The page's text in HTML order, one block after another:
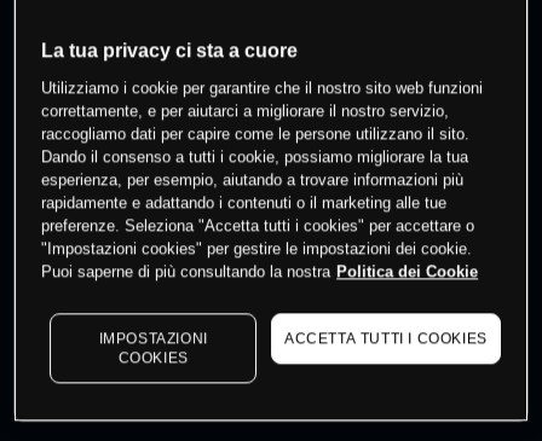
% dei clienti hanno posizioni
questo prodotto
Fai trading
I prezzi sono solo indicativi. Accediper vedere gli ultimi
dati di mercato
to see latest market data
La tua privacy ci sta a cuore
Utilizziamo i cookie per garantire che il nostro sito web funzioni
correttamente, e per aiutarci a migliorare il nostro servizio,
raccogliamo dati per capire come le persone utilizzano il sito.
Dando il consenso a tutti i cookie, possiamo migliorare la tua
esperienza, per esempio, aiutando a trovare informazioni più
rapidamente e adattando i contenuti o il marketing alle tue
preferenze. Seleziona "Accetta tutti i cookies" per accettare o
"Impostazioni cookies" per gestire le impostazioni dei cookie.
Puoi saperne di più consultando la nostra Politica dei Cookie
IMPOSTAZIONI
COOKIES
ACCETTA TUTTI I COOKIES